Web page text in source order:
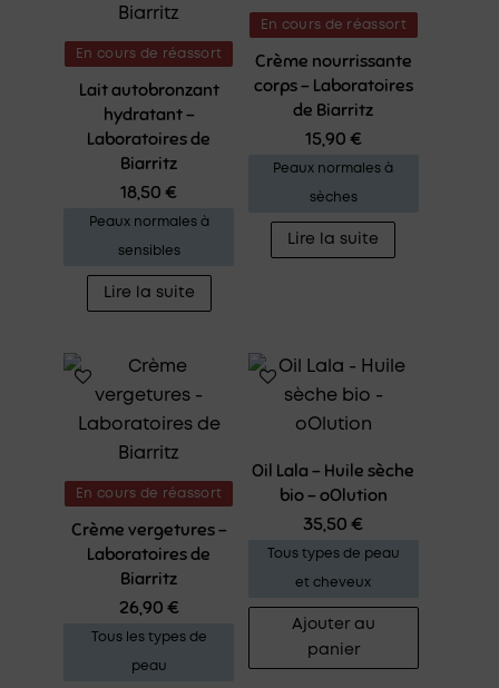
En cours de réassort
Lait autobronzant
hydratant –
Laboratoires de
Biarritz
18,50€
Peaux normales à
sensibles
Lire la suite
En cours de réassort
Crème nourrissante
corps – Laboratoires
de Biarritz
15,90 €
Peaux normales à
sèches
Lire la suite
En cours de réassort
Crème vergetures –
Laboratoires de
Biarritz
26,90 €
Tous les types de
peau
Oil Lala – Huile sèche
bio – oOlution
35,50€
Tous types de peau
et cheveux
Ajouter au
panier